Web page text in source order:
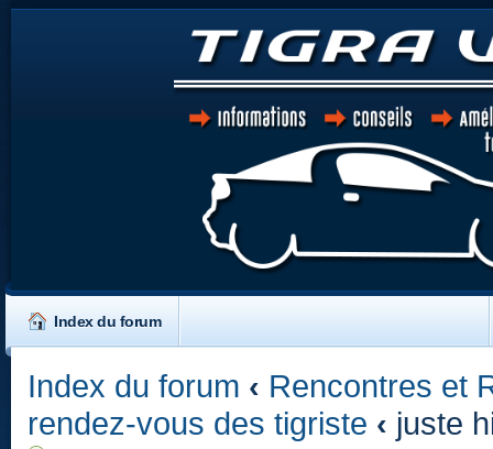
Index du forum
Index du forum ‹ Rencontres et
rendez-vous des tigriste ‹ juste